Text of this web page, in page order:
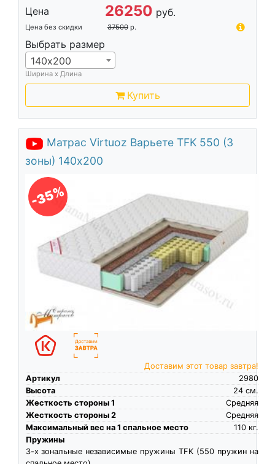
Цена 26250 руб.
Цена без скидки 37500 р.
Выбрать размер
140х200
Ширина х Длина
Купить
Матрас Virtuoz Варьете TFK 550 (3
зоны) 140х200
-35%
Доставим этот товар завтра!
Артикул
2980
Высота
см.
24
Жесткость стороны 1
Средняя
Жесткость стороны 2
Средняя
Максимальный вес на 1 спальное место
кг.
110
Пружины
3-х зональные независимые пружины TFK (550 пружин на